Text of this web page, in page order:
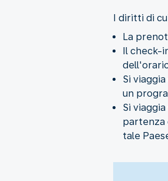
I diritti di
La
Il check-
Si
un
Si
partenza
tale